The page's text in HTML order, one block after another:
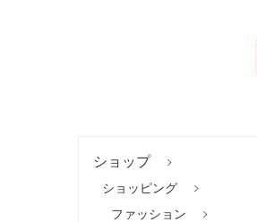
ショップ
ショッピング
ファッション